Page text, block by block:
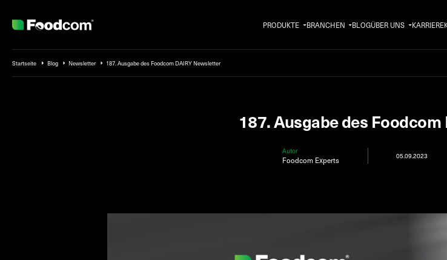
PRODUKTE BRANCHEN BLOGÜBER UNS KARRIERE
Startseite Blog Newsletter 187. Ausgabe des Foodcom DAIRY Newsletter
187. Ausgabe des
Autor
Foodcom Experts 05.09.2023